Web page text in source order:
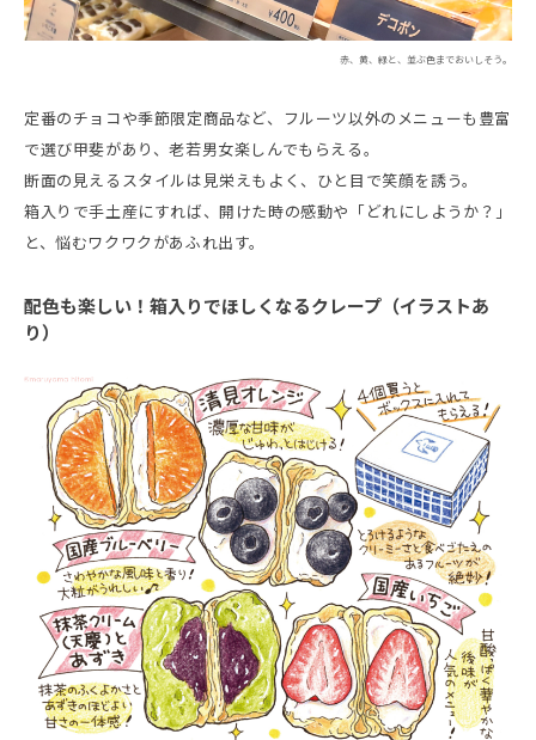
赤、黄、緑と、並ぶ色までおいしそう。
定番のチョコや季節限定商品など、フルーツ以外のメニューも豊富
で選び甲斐があり、老若男女楽しんでもらえる。
断面の見えるスタイルは見栄えもよく、ひと目で笑顔を誘う。
箱入りで手土産にすれば、開けた時の感動や「どれにしようか？」
と、悩むワクワクがあふれ出す。
配色も楽しい！箱入りでほしくなるクレープ（イラストあ
り）